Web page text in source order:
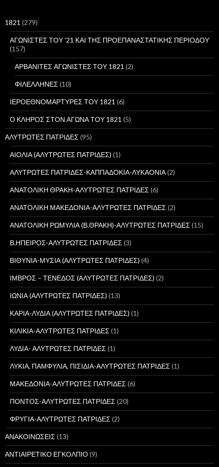
σ
1821 (279)
ΑΓΩΝΙΣΤΕΣ ΤΟΥ '21 ΚΑΙ ΤΗΣ ΠΡΟΕΠΑΝΑΣΤΑΤΙΚΗΣ ΠΕΡΙΟΔΟΥ
(157)
ΑΡΒΑΝΙΤΕΣ ΑΓΩΝΙΣΤΕΣ ΤΟΥ 1821 (2)
ΦΙΛΕΛΛΗΝΕΣ (10)
ΙΕΡΟΕΘΝΟΜΑΡΤΥΡΕΣ ΤΟΥ 1821 (6)
Ο ΚΛΗΡΟΣ ΣΤΟΝ ΑΓΩΝΑ ΤΟΥ 1821 (5)
ΑΛΥΤΡΩΤΕΣ ΠΑΤΡΙΔΕΣ (95)
ΑΙΟΛΙΑ (ΑΛΥΤΡΩΤΕΣ ΠΑΤΡΙΔΕΣ) (1)
ΑΛΥΤΡΩΤΕΣ ΠΑΤΡΙΔΕΣ-ΚΑΠΠΑΔΟΚΙΑ-ΛΥΚΑΟΝΙΑ(2)
ΑΝΑΤΟΛΙΚΗ ΘΡΑΚΗ-ΑΛΥΤΡΩΤΕΣ ΠΑΤΡΙΔΕΣ (6)
ΑΝΑΤΟΛΙΚΗ ΜΑΚΕΔΟΝΙΑ-ΑΛΥΤΡΩΤΕΣ ΠΑΤΡΙΔΕΣ (2)
ΑΝΑΤΟΛΙΚΗ ΡΩΜΥΛΙΑ (Β.ΘΡΑΚΗ)-ΑΛΥΤΡΩΤΕΣ ΠΑΤΡΙΔΕΣ (15)
Β.ΗΠΕΙΡΟΣ-ΑΛΥΤΡΩΤΕΣ ΠΑΤΡΙΔΕΣ (3)
ΒΙΘΥΝΙΑ-ΜΥΣΙΑ (ΑΛΥΤΡΩΤΕΣ ΠΑΤΡΙΔΕΣ) (4)
ΙΜΒΡΟΣ – ΤΕΝΕΔΟΣ (ΑΛΥΤΡΩΤΕΣ ΠΑΤΡΙΔΕΣ) (2)
ΙΩΝΙΑ (ΑΛΥΤΡΩΤΕΣ ΠΑΤΡΙΔΕΣ) (13)
ΚΑΡΙΑ-ΛΥΔΙΑ (ΑΛΥΤΡΩΤΕΣ ΠΑΤΡΙΔΕΣ) (1)
ΚΙΛΙΚΙΑ-ΑΛΥΤΡΩΤΕΣ ΠΑΤΡΙΔΕΣ (1)
ΛΥΔΙΑ- ΑΛΥΤΡΩΤΕΣ ΠΑΤΡΙΔΕΣ (1)
ΛΥΚΙΑ, ΠΑΜΦΥΛΙΑ, ΠΙΣΙΔΙΑ-ΑΛΥΤΡΩΤΕΣ ΠΑΤΡΙΔΕΣ (1)
ΜΑΚΕΔΟΝΙΑ-ΑΛΥΤΡΩΤΕΣ ΠΑΤΡΙΔΕΣ (6)
ΠΟΝΤΟΣ-ΑΛΥΤΡΩΤΕΣ ΠΑΤΡΙΔΕΣ (20)
ΦΡΥΓΙΑ-ΑΛΥΤΡΩΤΕΣ ΠΑΤΡΙΔΕΣ (2)
ΑΝΑΚΟΙΝΩΣΕΙΣ (13)
ΑΝΤΙΑΙΡΕΤΙΚΟ ΕΓΚΟΛΠΙΟ(9)